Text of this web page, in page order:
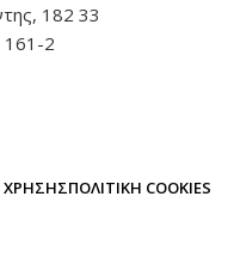
182 33
2
ΧΡΉΣΗΣΠΟΛΙΤΙΚΉ COOKIES